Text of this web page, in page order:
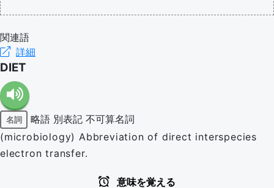
関連語
詳細
DIET
名詞 略語 別表記 不可算名詞
(microbiology) Abbreviation of direct interspecies
electron transfer.
意味を覚える